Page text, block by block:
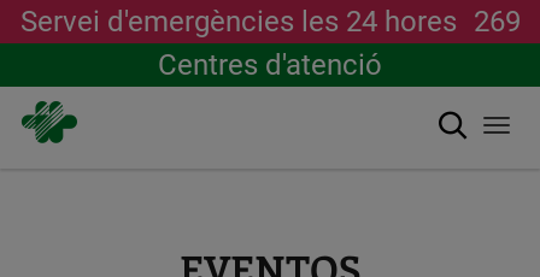
Servei d'emergències les 24 hores 269
Centres d'atenció
Cerca